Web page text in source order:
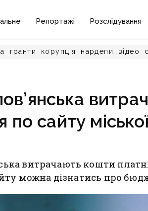
Репортажі Розслідування
гранти корупція нардепи відео
по сайту
витрачають кошти
можна дізнатись про